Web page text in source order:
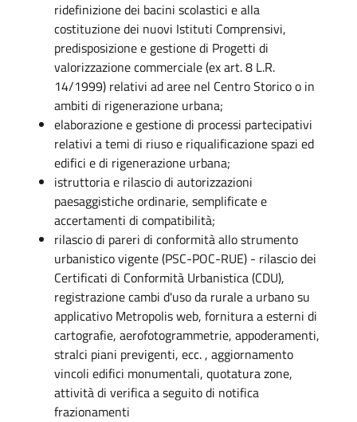
ridefinizione dei bacini scolastici e alla
costituzione dei nuovi Istituti Comprensivi,
predisposizione e gestione di Progetti di
valorizzazione commerciale (ex art. 8 L.R.
14/1999) relativi ad aree nel Centro Storico o in
ambiti di rigenerazione urbana;
elaborazione e gestione di processi partecipativi
relativi a temi di riuso e riqualificazione spazi ed
edifici e di rigenerazione urbana;
istruttoria e rilascio di autorizzazioni
paesaggistiche ordinarie, semplificate e
accertamenti di compatibilità;
rilascio di pareri di conformità allo strumento
urbanistico vigente (PSC-POC-RUE) - rilascio dei
Certificati di Conformità Urbanistica (CDU),
registrazione cambi d'uso da rurale a urbano su
applicativo Metropolis web, fornitura a esterni di
cartografie, aerofotogrammetrie, appoderamenti,
stralci piani previgenti, ecc. , aggiornamento
vincoli edifici monumentali, quotatura zone,
attività di verifica a seguito di notifica
frazionamenti